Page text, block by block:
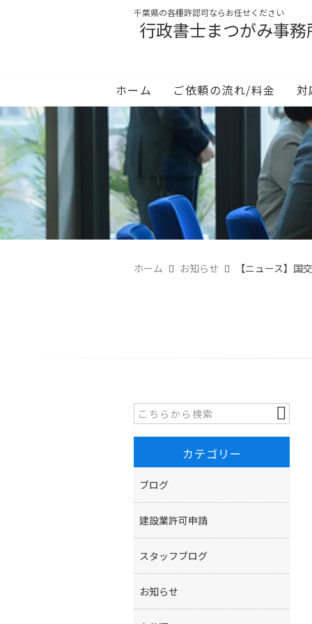
千葉県の各種許認可ならお任せください
行政書士まつがみ事務
ホーム ご依頼の流れ/料金 対
ホーム お知らせ 【ニュース】
カテゴリー
ブログ
建設業許可申請
スタッフブログ
お知らせ